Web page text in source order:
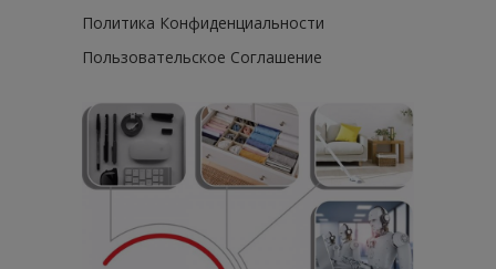
Политика Конфиденциальности
Пользовательское Соглашение